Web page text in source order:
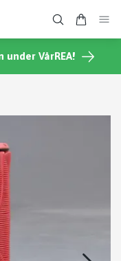
under VårREA!